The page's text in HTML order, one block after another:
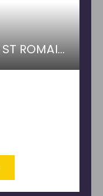
PAILLETTE IMMOBILIER ST ROMAIN DE COLBOSC